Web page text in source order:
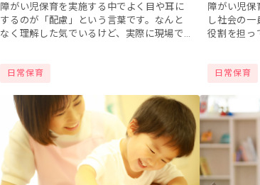
障がい児保育を実施する中でよく目や耳に
するのが「配慮」という言葉です。なんと
なく理解した気でいるけど、実際に現場で
回は、障が...
日常保育
障がい児保
し社会の一
役割を担っ
んもいるの...
日常保育